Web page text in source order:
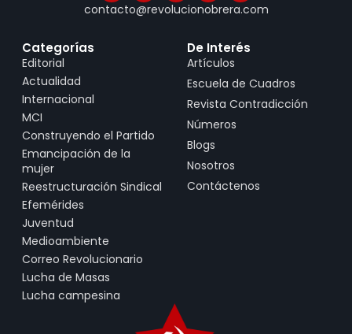
contacto@revolucionobrera.com
Categorías
Editorial
Actualidad
Internacional
MCI
Construyendo el Partido
Emancipación de la
mujer
Reestructuración Sindical
Efemérides
Juventud
Medioambiente
Correo Revolucionario
Lucha de Masas
Lucha campesina
De Interés
Artículos
Escuela de Cuadros
Revista Contradicción
Números
Blogs
Nosotros
Contáctenos